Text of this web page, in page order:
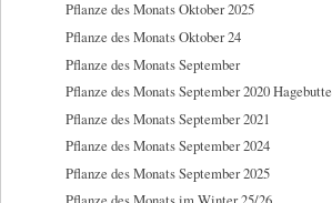
Pflanze des Monats Oktober 2025
Pflanze des Monats Oktober 24
Pflanze des Monats September
Pflanze des Monats September 2020 Hagebutte
Pflanze des Monats September 2021
Pflanze des Monats September 2024
Pflanze des Monats September 2025